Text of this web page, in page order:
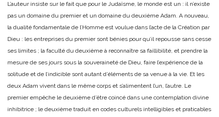
L’auteur insiste sur le fait que pour le Judaïsme, le monde est un : il n’existe
pas un domaine du premier et un domaine du deuxième Adam. A nouveau,
la dualité fondamentale de l’Homme est voulue dans l’acte de la Création par
Dieu : les entreprises du premier sont bénies pour qu’il repousse sans cesse
ses limites ; la faculté du deuxième à reconnaître sa faillibilité, et prendre la
mesure de ses jours sous la souveraineté de Dieu, faire l’expérience de la
solitude et de l’indicible sont autant d’éléments de sa venue à la vie. Et les
deux Adam vivent dans le même corps et s’alimentent l’un, l’autre. Le
premier empêche le deuxième d’être coincé dans une contemplation divine
inhibitrice ; le deuxième traduit en codes culturels intelligibles et praticables